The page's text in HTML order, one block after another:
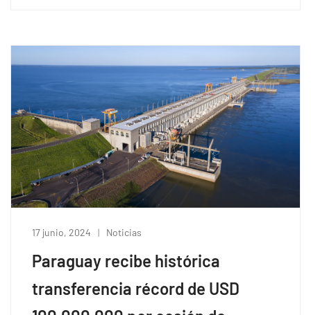
17 junio, 2024 Noticias
Paraguay recibe histórica
transferencia récord de USD